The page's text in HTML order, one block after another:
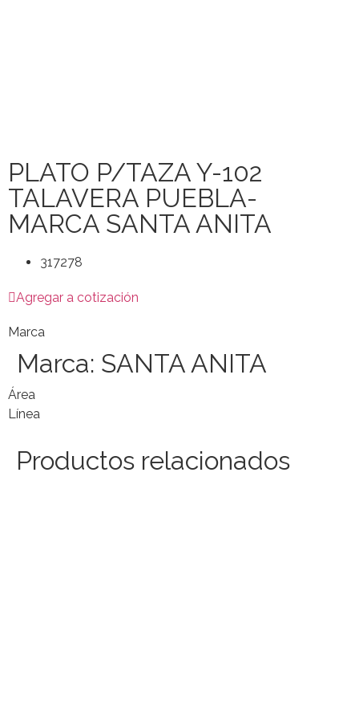
PLATO P/TAZA Y-102
TALAVERA PUEBLA-
MARCA SANTA ANITA
317278
Agregar a cotización
Marca
Marca: SANTA ANITA
Área
Línea
Productos relacionados